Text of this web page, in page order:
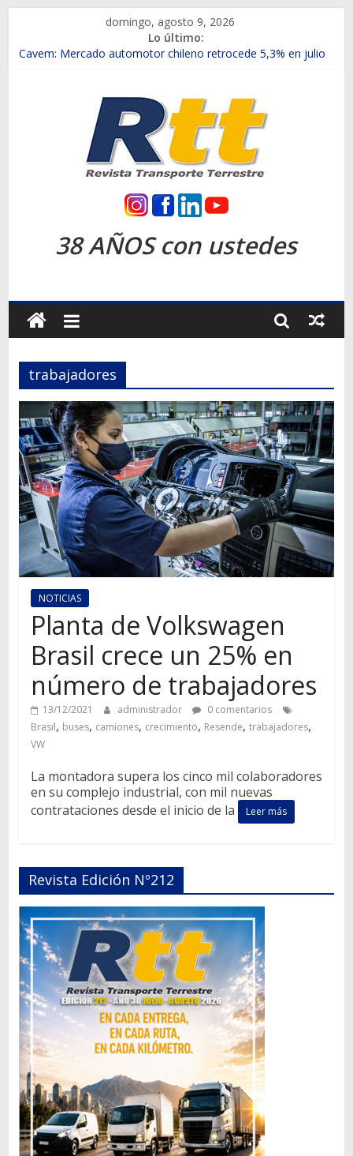
contenido
domingo, agosto 9, 2026
Lo último:
Chile es el primer mercado internacional en lanzar la nueva
Salfa suma vehículos electrificados de Chevrolet en el Biobío
Samex amplía su red con nuevas sucursales en Rancagua y
SINOTRUK Pick-ups presentó la recién estrenada Bolden en
la Expo Compras Públicas 2026
Revista
Transporte
Terrestre
Autos,
camiones,
motos,
información
del
mundo
del
transporte
38 AÑOS con ustedes
trabajadores
NOTICIAS
Planta de Volkswagen
Brasil crece un 25% en
número de trabajadores
13/12/2021 administrador
0 comentarios
Brasil, buses, camiones, crecimiento, Resende, trabajadores,
VW
La montadora supera los cinco mil colaboradores
en su complejo industrial, con mil nuevas
contrataciones desde el inicio de la
Leer más
Revista Edición Nº212